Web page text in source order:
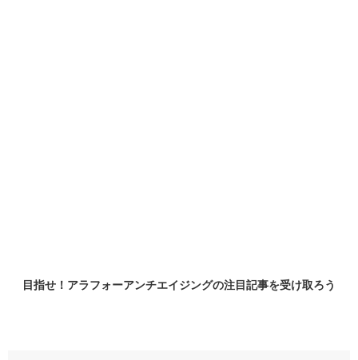
目指せ！アラフォーアンチエイジングの注目記事を受け取ろう